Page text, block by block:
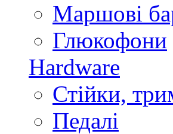
Маршові
Глюкофони
Hardware
Стійки,
Педалі